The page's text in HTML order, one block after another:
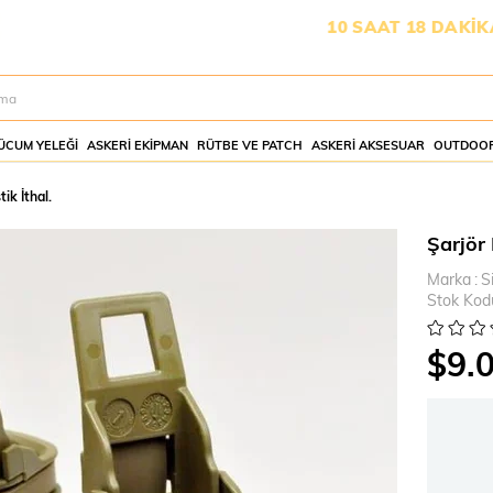
10 SAAT 18 DAKİKA 57
YELEĞI ASKERI EKIPMAN RÜTBE VE PATCH ASKERI AKSESUAR
İthal.
Şarjör
Marka :
Stok